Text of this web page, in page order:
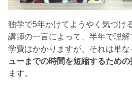
独学で5年かけてようやく気づけ
講師の一言によって、半年で理解
学費はかかりますが、それは単な
ューまでの時間を短縮するための
ます。